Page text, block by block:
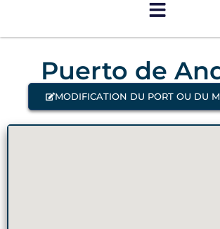
Puerto de
MODIFICATION DU PORT OU DU